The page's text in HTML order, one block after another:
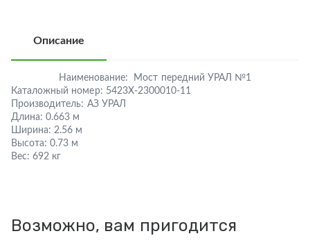
Описание
Наименование:
Мост передний УРАЛ №1
Каталожный номер: 5423Х-2300010-11
Производитель: АЗ УРАЛ
Длина: 0.663 м
Ширина: 2.56 м
Высота: 0.73 м
Вес: 692 кг
Возможно, вам пригодится